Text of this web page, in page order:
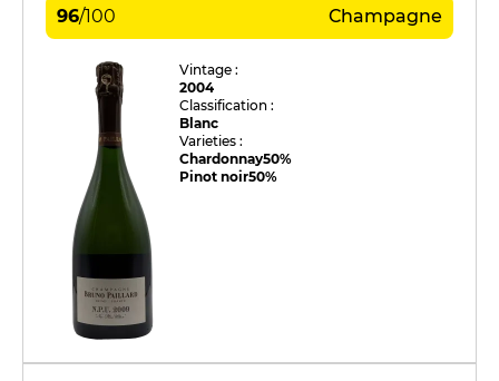
96/100 Champagne
Vintage :
2004
Classification :
Blanc
Varieties :
Chardonnay50%
Pinot noir50%